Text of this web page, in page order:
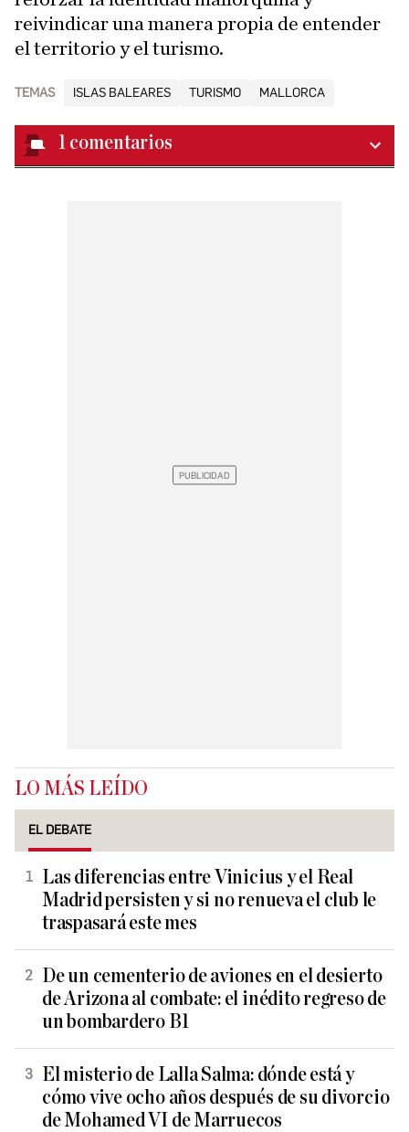
reivindicar una manera propia de entender
el territorio y el turismo.
TEMAS ISLAS BALEARES TURISMO MALLORCA
1 comentarios
LO MÁS LEÍDO
EL DEBATE
Las diferencias entre Vinicius y el Real
Madrid persisten y si no renueva el club le
traspasará este mes
De un cementerio de aviones en el desierto
de Arizona al combate: el inédito regreso de
un bombardero B1
El misterio de Lalla Salma: dónde está y
cómo vive ocho años después de su divorcio
de Mohamed VI de Marruecos